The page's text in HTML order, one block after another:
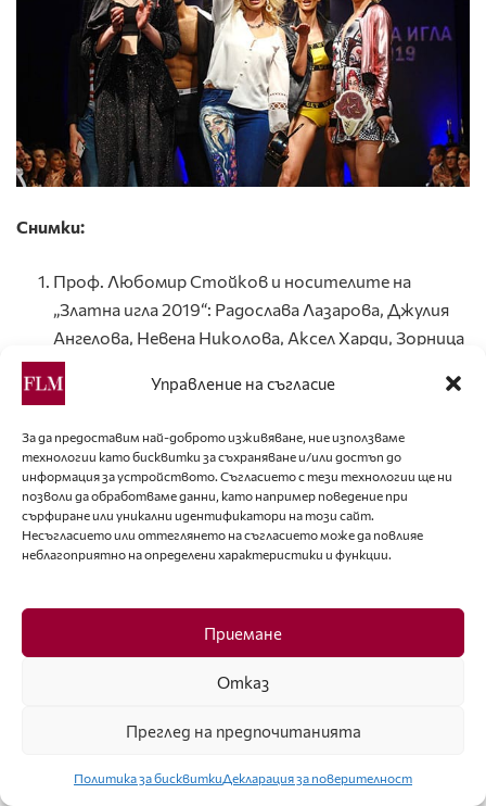
Управление на съгласие
За да предоставим най-доброто изживяване, ние използваме
технологии като бисквитки за съхраняване и/или достъп до
информация за устройството. Съгласието с тези технологии ще ни
позволи да обработваме данни, като например поведение при
сърфиране или уникални идентификатори на този сайт.
Несъгласието или оттеглянето на съгласието може да повлияе
неблагоприятно на определени характеристики и функции.
Приемане
Отказ
Преглед на предпочитанията
Политика за бисквиткиДекларация за поверителност
Снимки:
Проф. Любомир Стойков и носителите на
„Златна игла 2019“: Радослава Лазарова, Джулия
Ангелова, Невена Николова, Аксел Харди, Зорница
Димитрова и Поля Кинова.
Невена Николова – „Дизайнер на годината“.
Проф. Любомир Стойков, Невена Никова и г-н
Мирослав Печев по време на церемонията.
Невена Николова на финала на нейното ревю за
„Златна игла 2019“
Проф. Любомир Стойков с Невена Николова и
част от моделите, представили нейната
колекция.
– 10. Г-жа Десислава Радева и проф. Любомир